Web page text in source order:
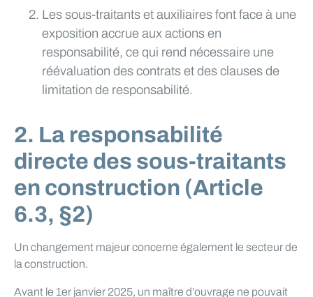
Les sous-traitants et auxiliaires font face à une
exposition accrue aux actions en
responsabilité, ce qui rend nécessaire une
réévaluation des contrats et des clauses de
limitation de responsabilité.
2. La responsabilité
directe des sous-traitants
en construction (Article
6.3, §2)
Un changement majeur concerne également le secteur de
la construction.
Avant le 1er janvier 2025, un maître d’ouvrage ne pouvait